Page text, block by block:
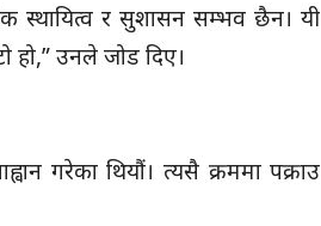
स्थायित्व र सुशासन सम्भव छैन। यी
हो,” उनले जोड दिए।
गरेका थियौं। त्यसै क्रममा पक्राउ